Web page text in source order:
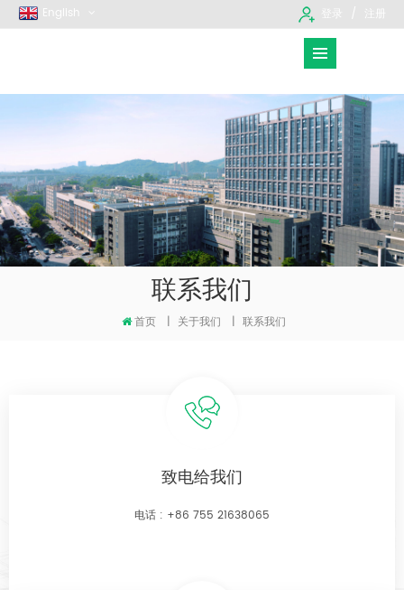
登录 注册
English
联系我们
首页 | 关于我们 | 联系我们
致电给我们
电话 : +86 755 21638065